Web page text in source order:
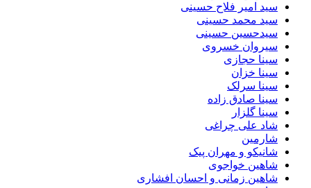
سید امیر فلاح حسینی
سید محمد حسینی
سیدحسین حسینی
سیروان خسروی
سینا حجازی
سینا خزان
سینا سرلک
سینا صادق زاده
سینا گلزار
شاد علی چراغی
شارمین
شانیکو و مهران پیک
شاهین خواجوی
شاهین زمانی و احسان افشاری